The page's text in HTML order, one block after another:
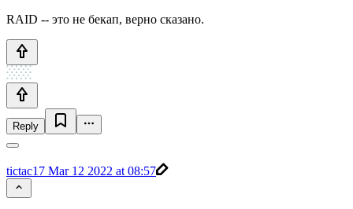
RAID -- это не бекап, верно сказано.
Reply
tictac17 Mar 12 2022 at 08:57